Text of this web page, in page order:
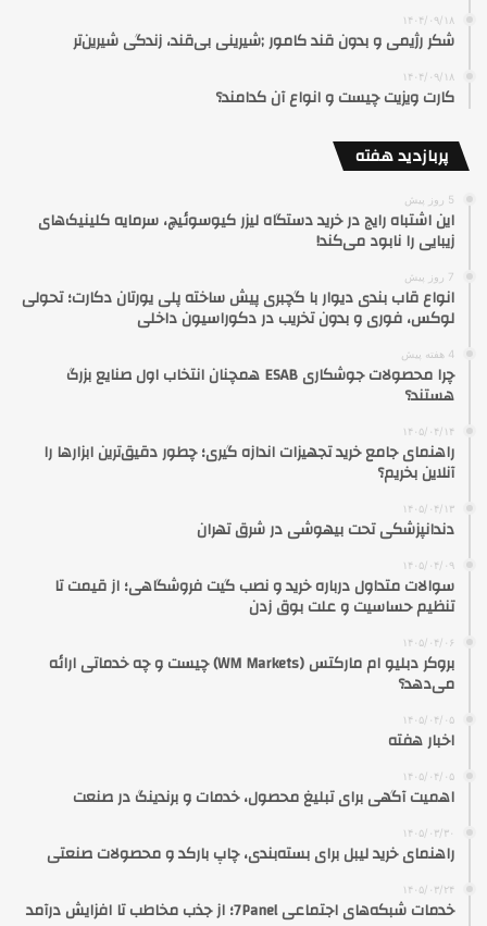
۱۴۰۴/۰۹/۱۸
شکر رژیمی و بدون قند کامور ;شیرینی بی‌قند، زندگی شیرین‌تر
۱۴۰۴/۰۹/۱۸
کارت ویزیت چیست و انواع آن کدامند؟
پربازدید هفته
5 روز پیش
این اشتباه رایج در خرید دستگاه لیزر کیوسوئیچ، سرمایه کلینیک‌های
زیبایی را نابود می‌کند!
7 روز پیش
انواع قاب بندی دیوار با گچبری پیش ساخته پلی یورتان دکارت؛ تحولی
لوکس، فوری و بدون تخریب در دکوراسیون داخلی
4 هفته پیش
چرا محصولات جوشکاری ESAB همچنان انتخاب اول صنایع بزرگ
هستند؟
۱۴۰۵/۰۴/۱۴
راهنمای جامع خرید تجهیزات اندازه گیری؛ چطور دقیق‌ترین ابزارها را
آنلاین بخریم؟
۱۴۰۵/۰۴/۱۳
دندانپزشکی تحت بیهوشی در شرق تهران
۱۴۰۵/۰۴/۰۹
سوالات متداول درباره خرید و نصب گیت فروشگاهی؛ از قیمت تا
تنظیم حساسیت و علت بوق زدن
۱۴۰۵/۰۴/۰۶
بروکر دبلیو ام مارکتس (WM Markets) چیست و چه خدماتی ارائه
می‌دهد؟
۱۴۰۵/۰۴/۰۵
اخبار هفته
۱۴۰۵/۰۴/۰۵
اهمیت آگهی برای تبلیغ محصول، خدمات و برندینگ در صنعت
۱۴۰۵/۰۳/۳۰
راهنمای خرید لیبل برای بسته‌بندی، چاپ بارکد و محصولات صنعتی
۱۴۰۵/۰۳/۲۴
خدمات شبکه‌های اجتماعی 7Panel؛ از جذب مخاطب تا افزایش درآمد